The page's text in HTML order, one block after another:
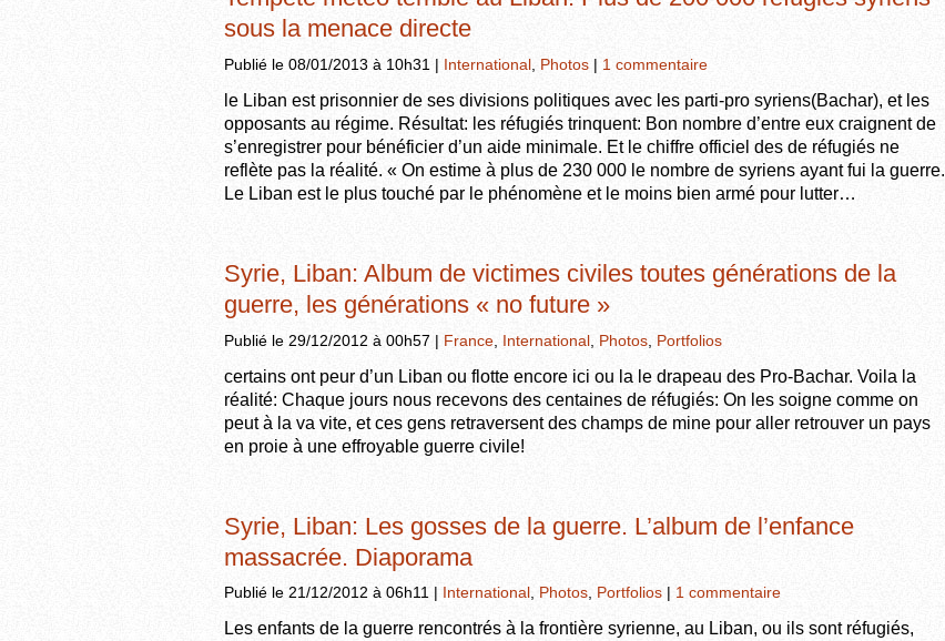
sous la menace directe
Publié le 08/01/2013 à 10h31 | International Photos | 1 commentaire
le Liban est prisonnier de ses divisions politiques avec les parti-pro syriens(Bachar), et les
opposants au régime. Résultat: les réfugiés trinquent: Bon nombre d’entre eux craignent de
s’enregistrer pour bénéficier d’un aide minimale. Et le chiffre officiel des de réfugiés ne
reflète pas la réalité. « On estime à plus de 230 000 le nombre de syriens ayant fui la guerre.
Le Liban est le plus touché par le phénomène et le moins bien armé pour lutter…
Syrie, Liban: Album de victimes civiles toutes générations de la
guerre, les générations « no future »
Publié le 29/12/2012 à 00h57 | France International Photos Portfolios
certains ont peur d’un Liban ou flotte encore ici ou la le drapeau des Pro-Bachar. Voila la
réalité: Chaque jours nous recevons des centaines de réfugiés: On les soigne comme on
peut à la va vite, et ces gens retraversent des champs de mine pour aller retrouver un pays
en proie à une effroyable guerre civile!
Syrie, Liban: Les gosses de la guerre. L’album de l’enfance
massacrée. Diaporama
Publié le 21/12/2012 à 06h11 | International, Photos, Portfolios | 1 commentaire
Les enfants de la guerre rencontrés à la frontière syrienne, au Liban, ou ils sont réfugiés,